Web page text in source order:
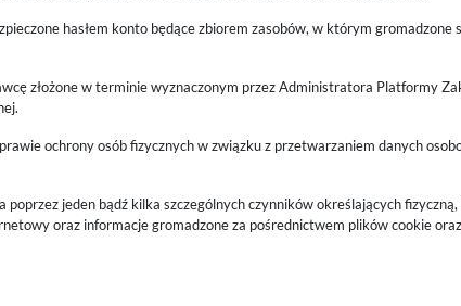
hasłem konto będące zbiorem zasobów, w którym gromadzone
złożone w terminie wyznaczonym przez Administratora Platformy
ochrony osób fizycznych w związku z przetwarzaniem danych
jeden bądź kilka szczególnych czynników określających
oraz informacje gromadzone za pośrednictwem plików cookie